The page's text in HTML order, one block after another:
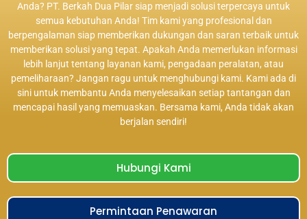
Anda? PT. Berkah Dua Pilar siap menjadi solusi terpercaya untuk
semua kebutuhan Anda! Tim kami yang profesional dan
berpengalaman siap memberikan dukungan dan saran terbaik untuk
memberikan solusi yang tepat. Apakah Anda memerlukan informasi
lebih lanjut tentang layanan kami, pengadaan peralatan, atau
pemeliharaan? Jangan ragu untuk menghubungi kami. Kami ada di
sini untuk membantu Anda menyelesaikan setiap tantangan dan
mencapai hasil yang memuaskan. Bersama kami, Anda tidak akan
berjalan sendiri!
Hubungi Kami
Permintaan Penawaran